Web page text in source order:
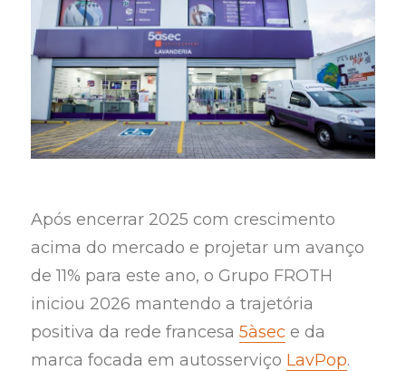
Após encerrar 2025 com crescimento
acima do mercado e projetar um avanço
de 11% para este ano, o Grupo FROTH
iniciou 2026 mantendo a trajetória
positiva da rede francesa5àsec e da
marca focada em autosserviço LavPop.